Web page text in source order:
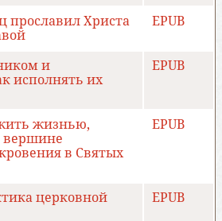
прославил Христа
EPUB
и
исполнять их
EPUB
жизнью,
вершине
в Святых
EPUB
церковной
EPUB